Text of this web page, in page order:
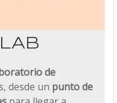
de
desde un punto de